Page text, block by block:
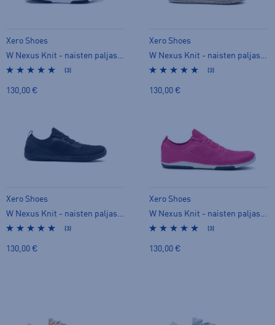
Xero Shoes
(3)
130,00 €
Xero Shoes
(3)
130,00 €
Xero Shoes
(3)
130,00 €
Xero Shoes
(3)
130,00 €